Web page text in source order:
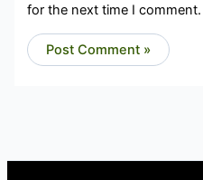
for the next time I comment.